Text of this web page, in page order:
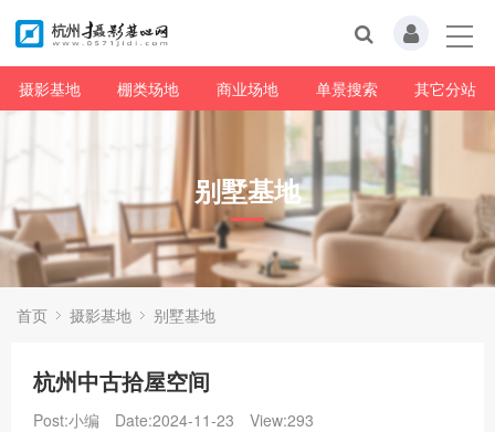
摄影基地 棚类场地 商业场地 单景搜索 其它分站
别墅基地
首页 摄影基地 别墅基地
杭州中古拾屋空间
Post:小编 Date:2024-11-23 View:293